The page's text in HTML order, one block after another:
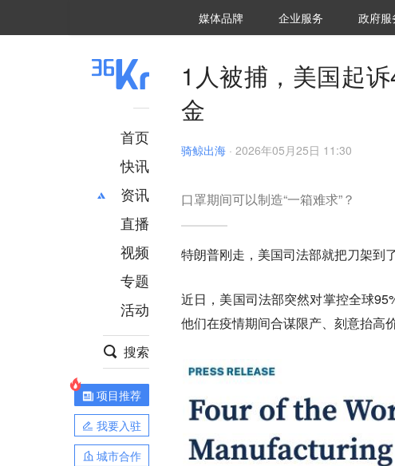
媒体品牌 36Kr研究院
企业服务 城市之
政府服
首页
快讯
资讯
推荐
财经
项目推荐
安徽
直播
视频
专题
活动
搜索
项目推荐
我要入驻
城市合作
1人被捕，美国起
金
骑鲸出海 · 2026年05月25日 11:30
口罩期间可以制造“一箱难求”？
特朗普刚走，美国司法部就把刀架到
近日，美国司法部突然对掌控全球
他们在疫情期间合谋限产、刻意抬高